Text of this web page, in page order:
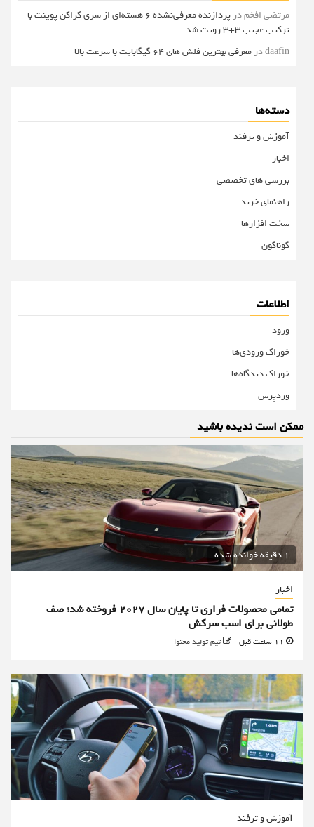
مرتضی افخمدر
پردازنده معرفی‌نشده 6 هسته‌ای از سری کراکن پوینت با
ترکیب عجیب 3+3 رویت شد
daafinدر معرفی بهترین فلش های 64 گیگابایت با سرعت بالا
دسته‌ها
آموزش و ترفند
اخبار
بررسی های تخصصی
راهنمای خرید
سخت افزارها
گوناگون
اطلاعات
ورود
خوراک ورودی‌ها
خوراک دیدگاه‌ها
وردپرس
ممکن است ندیده باشید
1 دقیقه خوانده شده
اخبار
تمامی محصولات فراری تا پایان سال ۲۰۲۷ فروخته شد؛ صف
طولانی برای اسب سرکش
تیم تولید محتوا
آموزش و ترفند